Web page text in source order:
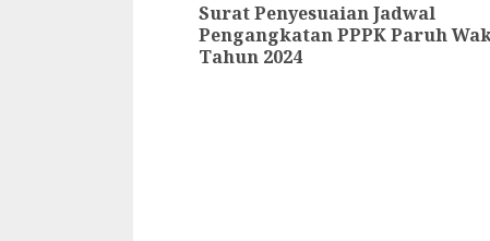
Surat Penyesuaian Jadwal
Pengangkatan PPPK Paruh
Tahun 2024